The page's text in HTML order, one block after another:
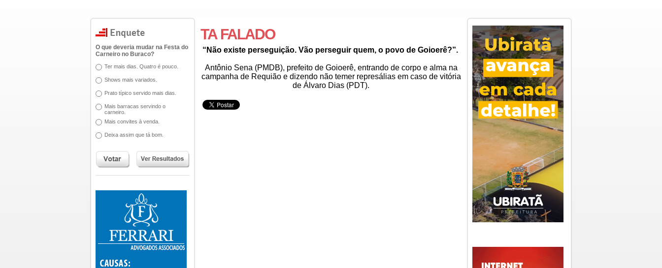
O que deveria mudar na Festa do
Carneiro no Buraco?
Ter mais dias. Quatro é pouco.
Shows mais variados.
Prato típico servido mais dias.
Mais barracas servindo o
carneiro.
Mais convites à venda.
Deixa assim que tá bom.
TA FALADO
“Não existe perseguição. Vão perseguir quem, o povo de Goioerê?”.
Antônio Sena (PMDB), prefeito de Goioerê, entrando de corpo e alma na
campanha de Requião e dizendo não temer represálias em caso de vitória
de Álvaro Dias (PDT).